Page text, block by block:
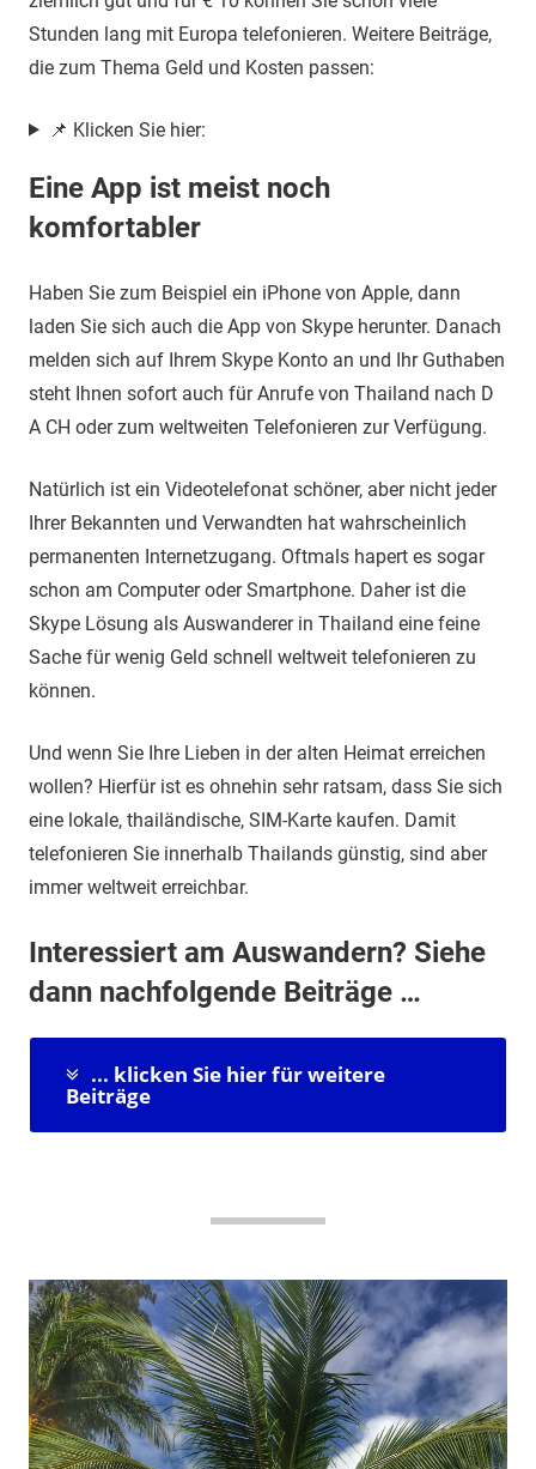
Stunden lang mit Europa telefonieren. Weitere Beiträge,
die zum Thema Geld und Kosten passen:
📌 Klicken Sie hier:
Eine App ist meist noch
komfortabler
Haben Sie zum Beispiel ein iPhone von Apple, dann
laden Sie sich auch die App von Skype herunter. Danach
melden sich auf Ihrem Skype Konto an und Ihr Guthaben
steht Ihnen sofort auch für Anrufe von Thailand nach D
A CH oder zum weltweiten Telefonieren zur Verfügung.
Natürlich ist ein Videotelefonat schöner, aber nicht jeder
Ihrer Bekannten und Verwandten hat wahrscheinlich
permanenten Internetzugang. Oftmals hapert es sogar
schon am Computer oder Smartphone. Daher ist die
Skype Lösung als Auswanderer in Thailand eine feine
Sache für wenig Geld schnell weltweit telefonieren zu
können.
Und wenn Sie Ihre Lieben in der alten Heimat erreichen
wollen? Hierfür ist es ohnehin sehr ratsam, dass Sie sich
eine lokale, thailändische, SIM-Karte kaufen. Damit
telefonieren Sie innerhalb Thailands günstig, sind aber
immer weltweit erreichbar.
Interessiert am Auswandern? Siehe
dann nachfolgende Beiträge …
... klicken Sie hier für weitere
Beiträge